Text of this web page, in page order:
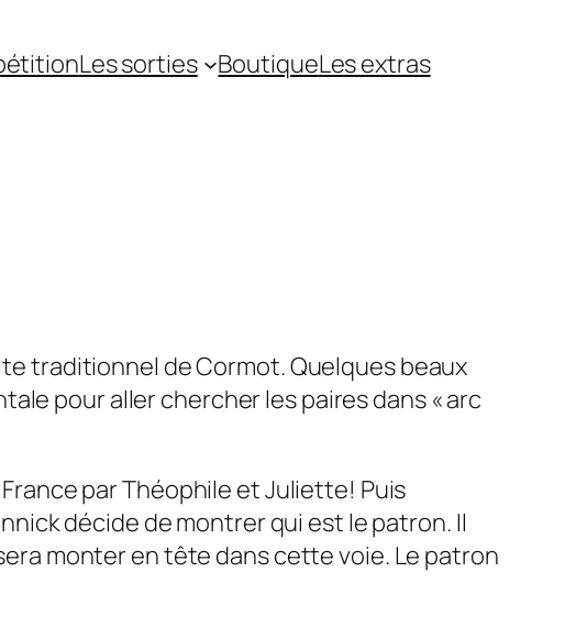
Les sorties BoutiqueLes extras
traditionnel de Cormot. Quelques beaux
pour aller chercher les paires dans « arc
par Théophile et Juliette! Puis
décide de montrer qui est le patron. Il
monter en tête dans cette voie. Le patron